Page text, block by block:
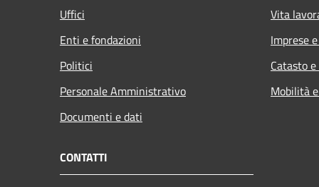
Uffici
Enti e fondazioni
Politici
Personale Amministrativo
Documenti e dati
Vita
Imprese
Catasto
Mobilità
CONTATTI